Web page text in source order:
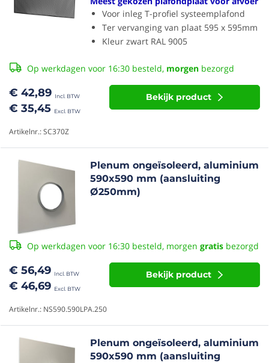
Voor inleg T-profiel systeemplafond
Ter vervanging van plaat 595 x 595mm
Kleur zwart RAL 9005
€ 42,89
€ 35,45
Op werkdagen voor 16:30 besteld, morgen bezorgd
Bekijk product
Artikelnr.: SC370Z
Plenum ongeïsoleerd, aluminium
590x590 mm (aansluiting
Ø250mm)
€ 56,49
€ 46,69
Op werkdagen voor 16:30 besteld, morgen gratis bezorgd
Bekijk product
Artikelnr.: NS590.590LPA.250
Plenum ongeïsoleerd, aluminium
590x590 mm (aansluiting